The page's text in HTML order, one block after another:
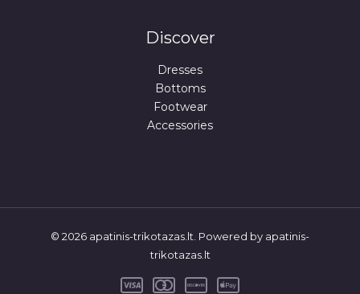
Discover
Dresses
Bottoms
Footwear
Accessories
© 2026 apatinis-trikotazas.lt. Powered by apatinis-
trikotazas.lt